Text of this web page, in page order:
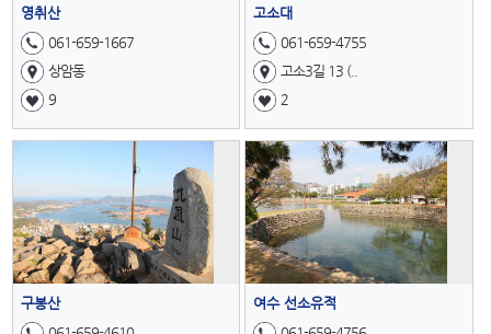
영취산
061-659-1667
상암동
9
고소대
061-659-4755
고소3길 13 (..
2
구봉산
여수 선소유적